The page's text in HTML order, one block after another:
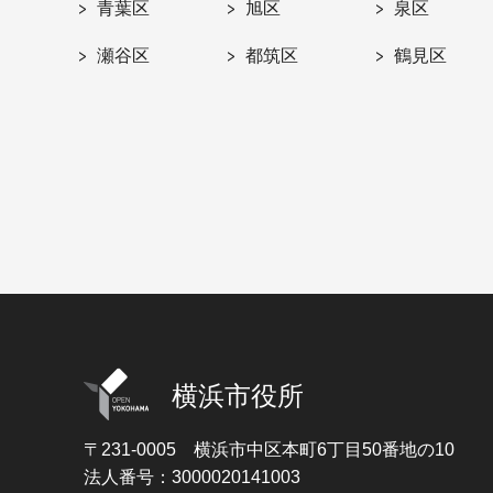
青葉区 旭区 泉区
瀬谷区 都筑区 鶴見区
横浜市役所
〒231-0005 横浜市中区本町6丁目50番地の10
法人番号：3000020141003